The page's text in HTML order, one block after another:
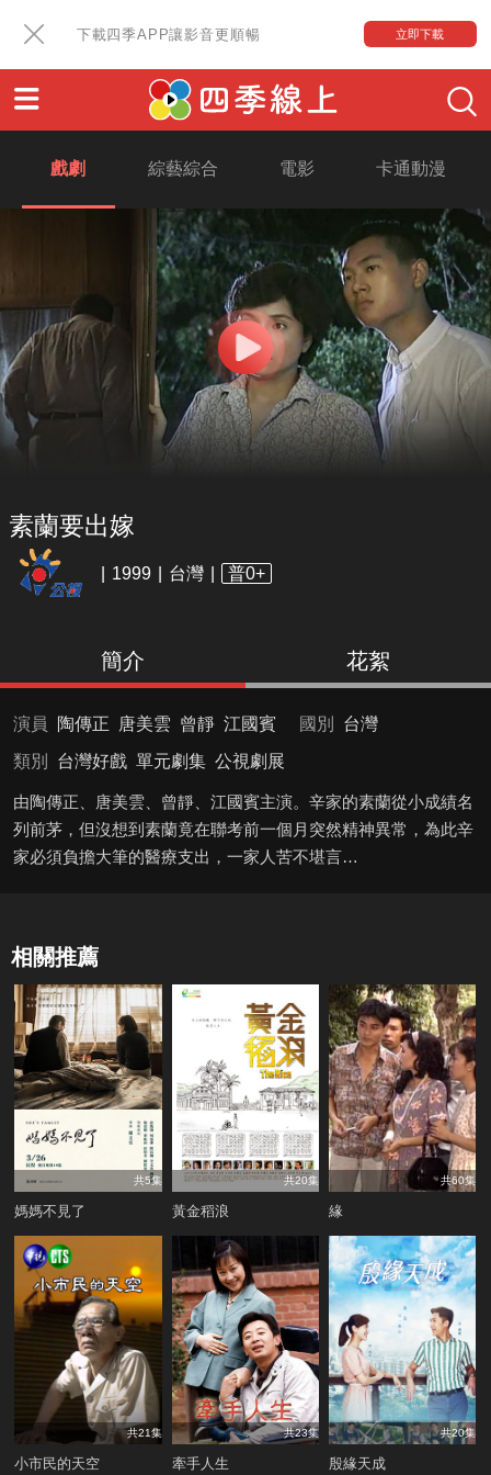
下載四季APP讓影音更順暢 立即下載
戲劇 綜藝綜合 電影 卡通動漫
素蘭要出嫁
1999 台灣 普0+
簡介 花絮
演員 陶傳正 唐美雲 曾靜 江國賓 國別
台灣
類別
台灣好戲 單元劇集 公視劇展
由陶傳正、唐美雲、曾靜、江國賓主演。辛家的素蘭從小成績名
列前茅，但沒想到素蘭竟在聯考前一個月突然精神異常，為此辛
家必須負擔大筆的醫療支出，一家人苦不堪言…
相關推薦
共5集
媽媽不見了
共20集
黃金稻浪
共60集
緣
共21集
小市民的天空
共23集
牽手人生
共20集
殷緣天成